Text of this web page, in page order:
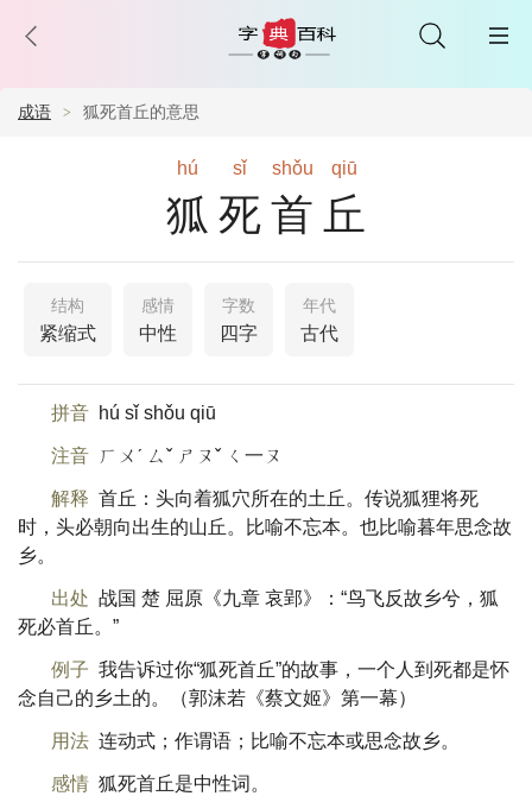
成语 狐死首丘的意思
hú sǐ shǒu qiū
狐死首丘
结构
紧缩式
感情
中性
字数
四字
年代
古代
拼音 hú sǐ shǒu qiū
注音 ㄏㄨˊ ㄙˇ ㄕㄡˇ ㄑ一ㄡ
解释 首丘：头向着狐穴所在的土丘。传说狐狸将死
时，头必朝向出生的山丘。比喻不忘本。也比喻暮年思念故
乡。
出处 战国 楚 屈原《九章 哀郢》：“鸟飞反故乡兮，狐
死必首丘。”
例子 我告诉过你“狐死首丘”的故事，一个人到死都是怀
念自己的乡土的。（郭沫若《蔡文姬》第一幕）
用法 连动式；作谓语；比喻不忘本或思念故乡。
感情 狐死首丘是中性词。